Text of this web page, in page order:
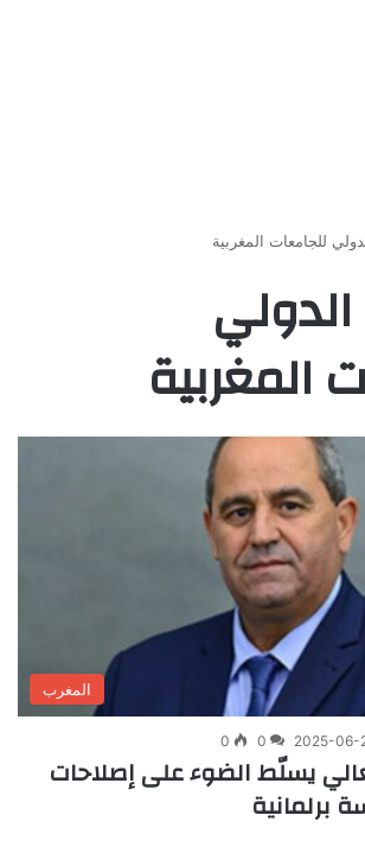
للجامعات المغربية
المغربية
المغرب
2025-06-
0
0
يسلّط الضوء على إصلاحات
برلمانية